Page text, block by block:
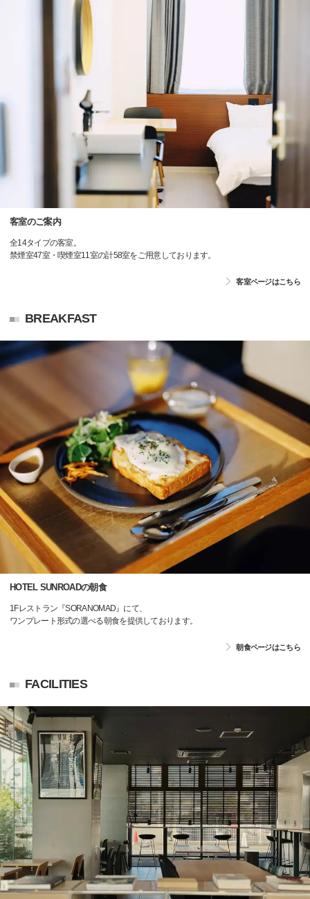
客室のご案内
全14タイプの客室。
禁煙室47室・喫煙室11室の計58室をご用意しております。
客室ページはこちら
BREAKFAST
HOTEL SUNROADの朝食
1Fレストラン『SORANOMAD』にて、
ワンプレート形式の選べる朝食を提供しております。
朝食ページはこちら
FACILITIES